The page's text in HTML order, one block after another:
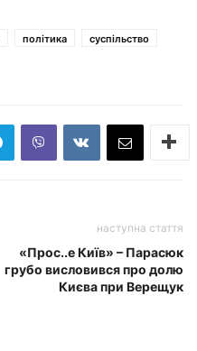
політика
суспільство
наступна стаття
«Прос..е Київ» – Парасюк
грубо висловився про долю
Києва при Верещук